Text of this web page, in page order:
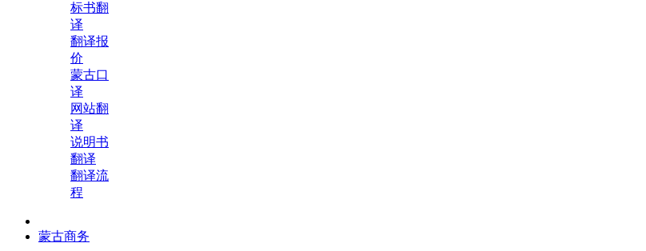
标书翻
译
翻译报
价
蒙古口
译
网站翻
译
说明书
翻译
翻译流
程
蒙古商务